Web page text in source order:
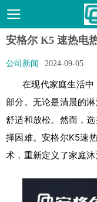
安格尔 K5 速热电
公司新闻 2024-09-05
在现代家庭生活
部分。无论是清晨的
舒适和放松。然而，
择困难。 安格尔K5速
术，重新定义了家庭沐